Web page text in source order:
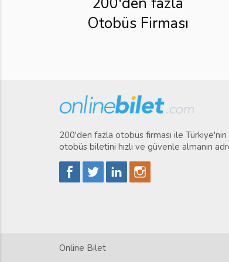
Otobüs Firması
200'den fazla otobüs firması ile
otobüs biletini hızlı ve güvenle almanın
Online Bilet